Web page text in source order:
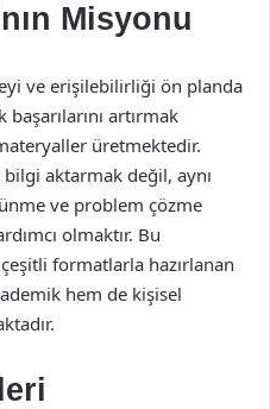
Misyonu
ve erişilebilirliği ön planda
artırmak
üretmektedir.
aktarmak değil, aynı
ve problem çözme
olmaktır. Bu
formatlarla hazırlanan
hem de kişisel